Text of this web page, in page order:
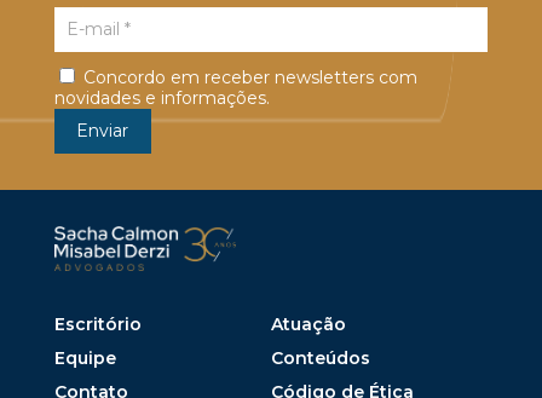
Concordo em receber newsletters com
novidades e informações.
Escritório
Atuação
Equipe
Conteúdos
Contato
Código de Ética